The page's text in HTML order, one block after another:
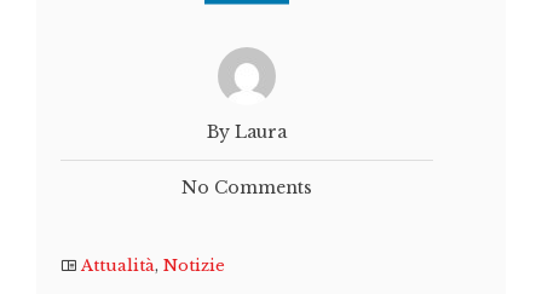
By Laura
No Comments
Attualità, Notizie